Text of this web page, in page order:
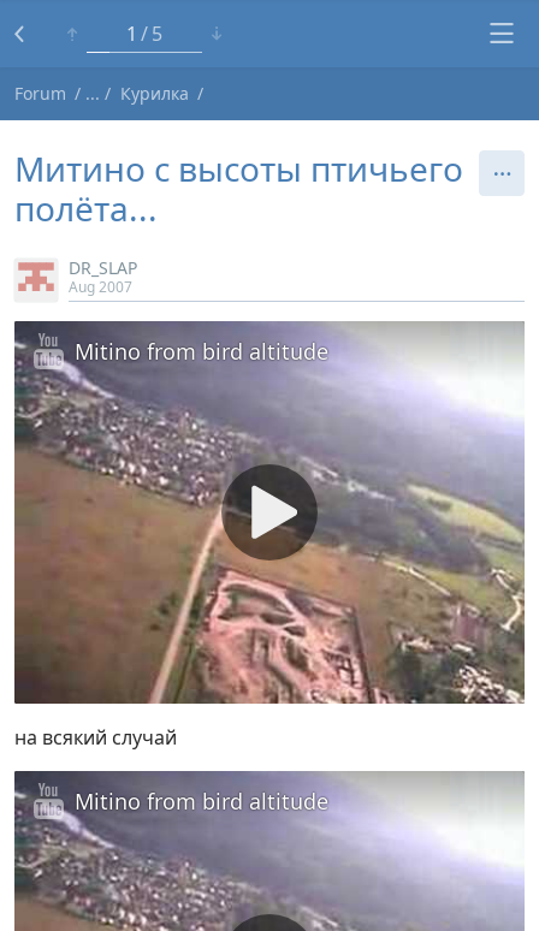
1 5
Forum Курилка
Митино с высоты птичьего
полёта...
DR_SLAP
Aug 2007
Mitino from bird altitude
на всякий случай
Mitino from bird altitude